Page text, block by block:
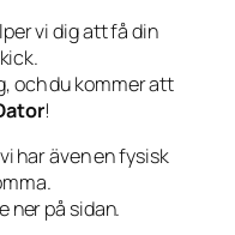
vi dig att få din
och du kommer att
!
har även en fysisk
ner på sidan.